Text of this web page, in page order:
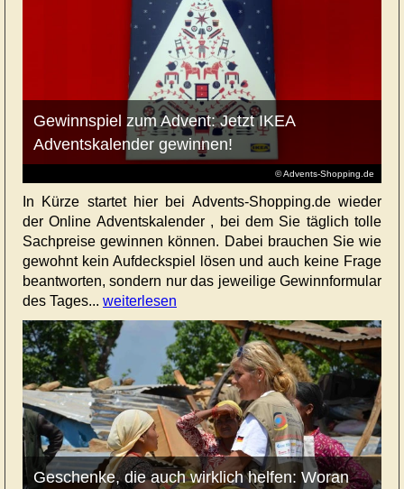
© Advents-Shopping.de
Gewinnspiel zum Advent: Jetzt IKEA
Adventskalender gewinnen!
In Kürze startet hier bei Advents-Shopping.de wieder
der Online Adventskalender , bei dem Sie täglich tolle
Sachpreise gewinnen können. Dabei brauchen Sie wie
gewohnt kein Aufdeckspiel lösen und auch keine Frage
beantworten, sondern nur das jeweilige Gewinnformular
des Tages... weiterlesen
Geschenke, die auch wirklich helfen: Woran